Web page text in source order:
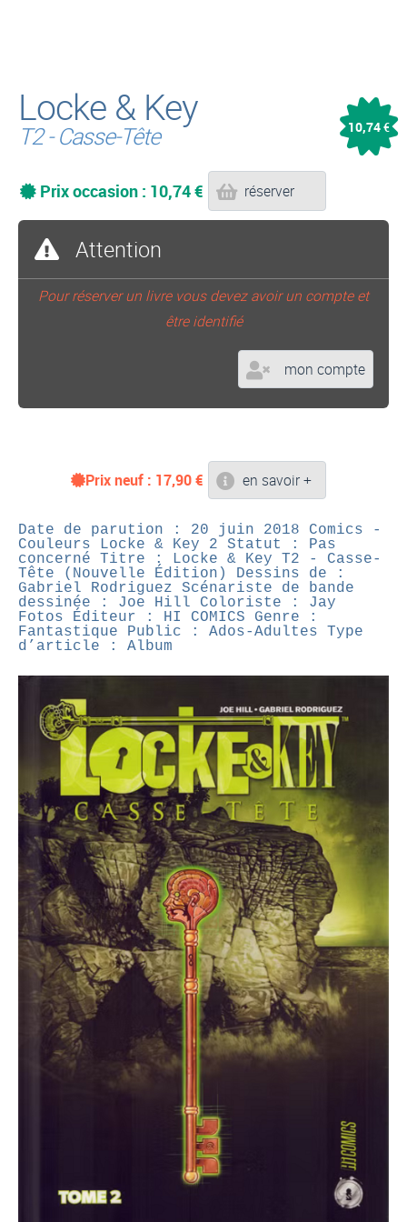
Locke & Key
T2 - Casse-Tête 10,74€
Prix occasion : 10,74 € réserver
Attention
Pour réserver un livre vous devez avoir un compte et
être identifié
mon compte
Prix neuf : 17,90€ en savoir +
Date de parution : 20 juin 2018 Comics -
Couleurs Locke & Key 2 Statut : Pas
concerné Titre : Locke & Key T2 - Casse-
Tête (Nouvelle Édition)
Dessins de :
Gabriel Rodriguez Scénariste de bande
dessinée : Joe Hill Coloriste : Jay
Fotos Éditeur : HI COMICS Genre :
Fantastique Public : Ados-Adultes Type
d’article : Album